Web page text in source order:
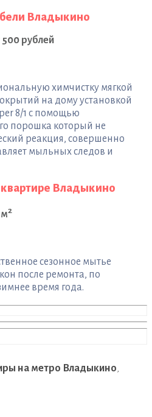
Владыкино
рублей
химчистку мягкой
на дому установкой
8/1 с помощью
порошка который не
реакция, совершенно
мыльных следов и
Владыкино
2
сезонное мытье
после ремонта, по
время года.
на метро Владыкино,